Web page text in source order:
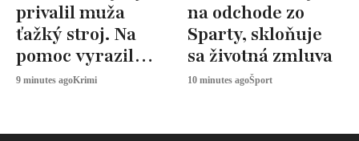
privalil muža
ťažký stroj. Na
pomoc vyrazil
záchranárský
9 minutes agoKrimi
na odchode zo
Sparty, skloňuje
sa životná zmluva
10 minutes agoŠport